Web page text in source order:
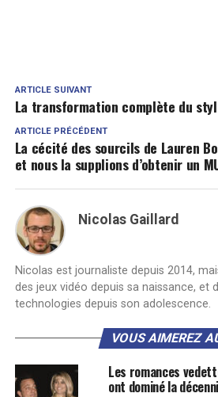
ARTICLE SUIVANT
La transformation complète du
ARTICLE PRÉCÉDENT
La cécité des sourcils de Lauren
et nous la supplions d’obtenir un
Nicolas Gaillard
Nicolas est journaliste depuis 2014,
des jeux vidéo depuis sa naissance, et
technologies depuis son adolescence.
VOUS AIMEREZ
Les romances
ont dominé la